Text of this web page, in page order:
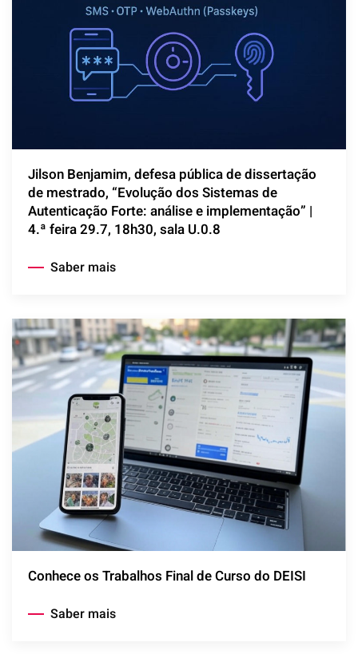
Jilson Benjamim, defesa pública de dissertação
de mestrado, “Evolução dos Sistemas de
Autenticação Forte: análise e implementação” |
4.ª feira 29.7, 18h30, sala U.0.8
Saber mais
Conhece os Trabalhos Final de Curso do DEISI
Saber mais